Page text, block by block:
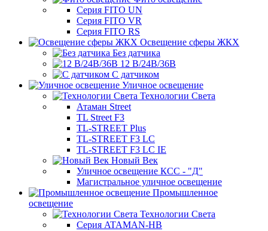
Серия FITO UN
Серия FITO VR
Серия FITO RS
Освещение сферы ЖКХ
Без датчика
12 В/24В/36В
С датчиком
Уличное освещение
Технологии Света
Атаман Street
TL Street F3
TL-STREET Plus
TL-STREET F3 LC
TL-STREET F3 LC IE
Новый Век
Уличное освещение КСС - "Д"
Магистральное уличное освещение
Промышленное
освещение
Технологии Света
Серия ATAMAN-HB